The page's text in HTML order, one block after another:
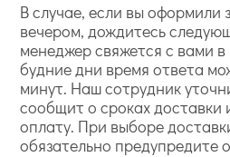
В случае, если вы оформили
вечером, дождитесь
менеджер свяжется с вами
будние дни время ответа
минут. Наш сотрудник
сообщит о сроках доставки
оплату. При выборе
обязательно предупредите